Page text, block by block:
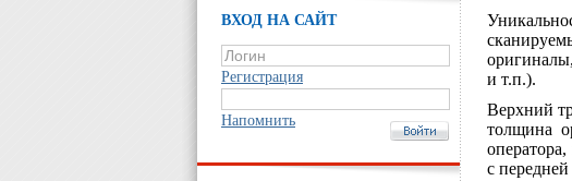
ВХОД НА САЙТ
Регистрация
Напомнить
и т.п.).
Верхний
толщина
с